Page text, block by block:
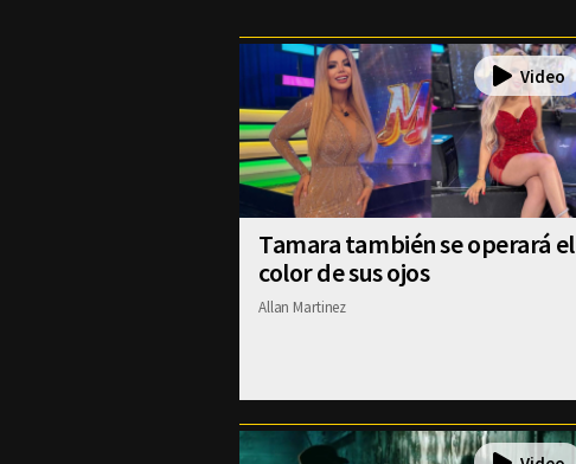
Tamara también se operará el
color de sus ojos
Allan Martinez